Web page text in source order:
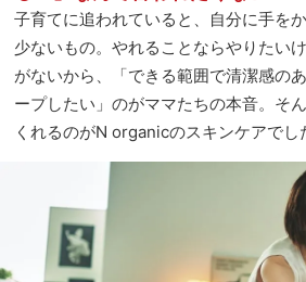
子育てに追われていると、自分に手を
少ないもの。やれることならやりたい
がないから、「できる範囲で清潔感の
ープしたい」のがママたちの本音。そ
くれるのがN organicのスキンケアでし